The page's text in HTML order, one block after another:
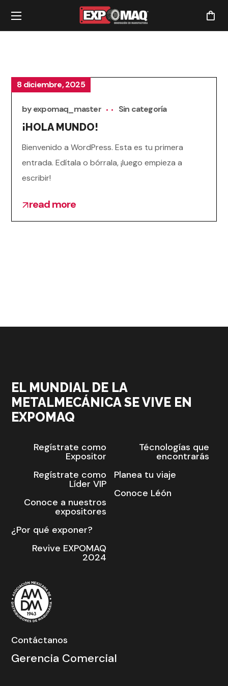
8 diciembre, 2025
byexpomaq_master Sin categoría
¡HOLA MUNDO!
Bienvenido a WordPress. Esta es tu primera
entrada. Edítala o bórrala, ¡luego empieza a
escribir!
read more
EL MUNDIAL DE LA
METALMECÁNICA SE VIVE EN
EXPOMAQ
Regístrate como
Expositor
Regístrate como
Líder VIP
Conoce a nuestros
expositores
¿Por qué exponer?
Revive EXPOMAQ
2024
Técnologías que
encontrarás
Planea tu viaje
Conoce Léón
Contáctanos
Gerencia Comercial